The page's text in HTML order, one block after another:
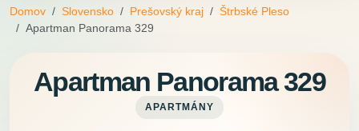
Domov Slovensko Prešovský kraj
Štrbské Pleso
Apartman Panorama 329
Apartman Panorama 329
APARTMÁNY